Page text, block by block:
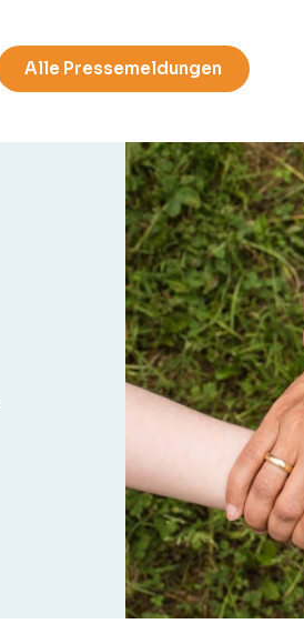
Alle Pressemeldungen